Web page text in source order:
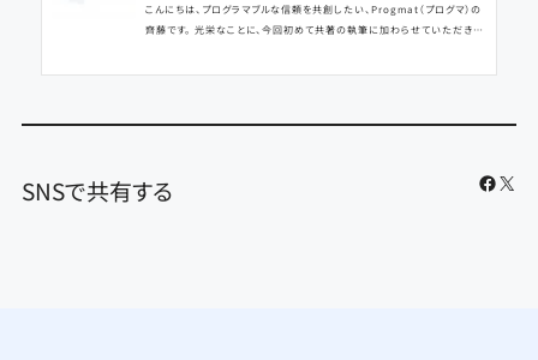
こんにちは、プログラマブルな信頼を共創したい、Progmat（プログマ）の
齊藤です。 光栄なことに、今回初めて共著の執筆に加わらせていただきま
SNSで共有する X